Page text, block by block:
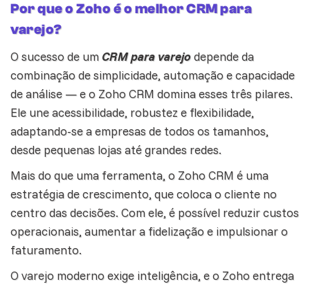
Por que o Zoho é o melhor CRM para
varejo?
O sucesso de um CRM para varejodepende da
combinação de simplicidade, automação e capacidade
deanálise — e o Zoho CRM domina esses três pilares.
Ele une acessibilidade, robustez e flexibilidade,
adaptando-se a empresas de todos os tamanhos,
desde pequenas lojas até grandes redes.
Mais do que uma ferramenta, o Zoho CRM é uma
estratégia de crescimento, que coloca o cliente no
centro das decisões. Com ele, é possível reduzir custos
operacionais, aumentar a fidelização e impulsionar o
faturamento.
O varejo moderno exige inteligência, e o Zoho entrega